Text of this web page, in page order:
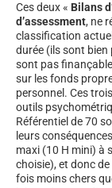
Ces deux « Bilans
d’assessment, ne
classification
durée (ils sont bien
sont pas
sur les fonds
personnel. Ces
outils
Référentiel de 70
leurs
maxi (10 H mini) à
choisie), et donc
fois moins chers